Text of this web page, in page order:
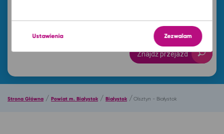
so. 8 sie. -- : --
Znajdź przejazd
Strona Główna / Powiat m. Białystok / Białystok /Olsztyn - Białystok
Ustawienia Zezwalam